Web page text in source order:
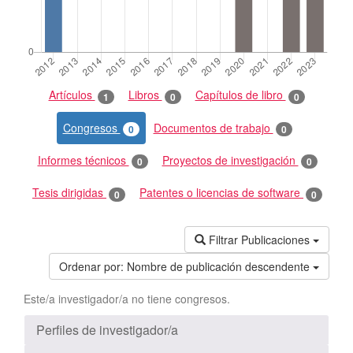
Artículos 1 Libros 0 Capítulos de libro 0
Congresos 0 Documentos de trabajo 0
Informes técnicos 0 Proyectos de investigación 0
Tesis dirigidas 0 Patentes o licencias de software 0
Filtrar Publicaciones
Ordenar por: Nombre de publicación descendente
Este/a investigador/a no tiene congresos.
Perfiles de investigador/a